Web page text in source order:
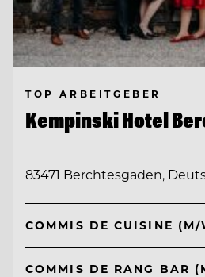
TOP ARBEITGEBER
Kempinski Hotel
83471 Berchtesgaden,
COMMIS DE CUISINE (M/
COMMIS DE RANG BAR